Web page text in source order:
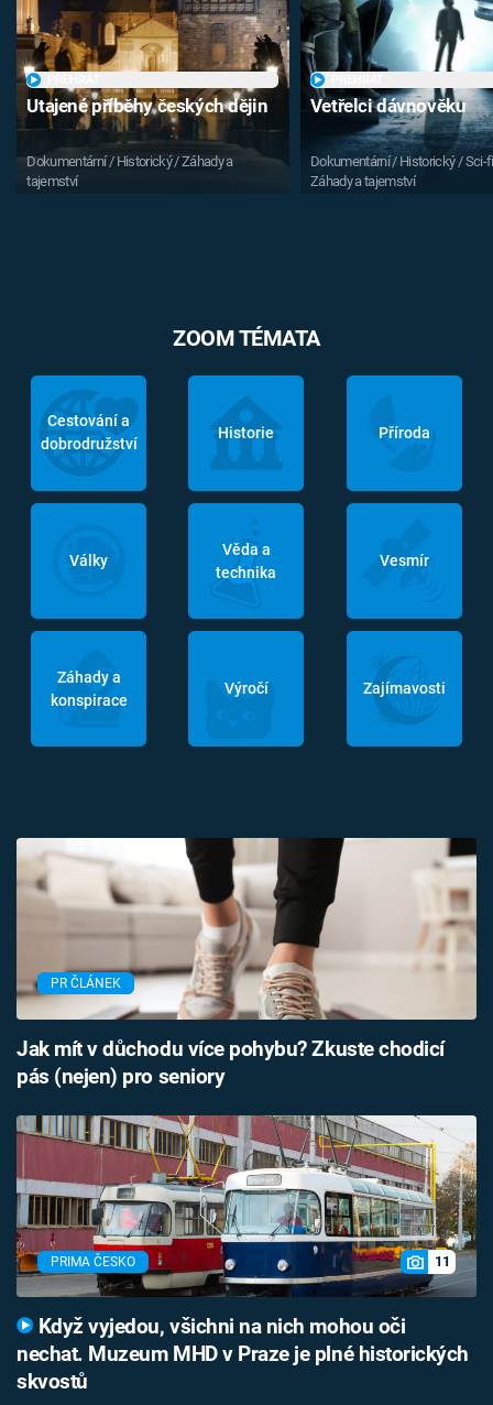
Utajené příběhy českých dějin
Dokumentární / Historický / Záhady a
tajemství
Vetřelci dávnověku
Dokumentární / Historický / Sci-
Záhady a tajemství
ZOOM TÉMATA
Cestování a
dobrodružství
Historie Příroda
Války
Věda a
technika
Vesmír
Záhady a
konspirace
Výročí Zajímavosti
PR ČLÁNEK
Jak mít v důchodu více pohybu? Zkuste chodicí
pás (nejen) pro seniory
PRIMA ČESKO 11
Když vyjedou, všichni na nich mohou oči
nechat. Muzeum MHD v Praze je plné historických
skvostů